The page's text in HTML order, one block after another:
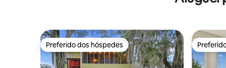
Preferido dos hóspedes
Preferido dos hóspedes